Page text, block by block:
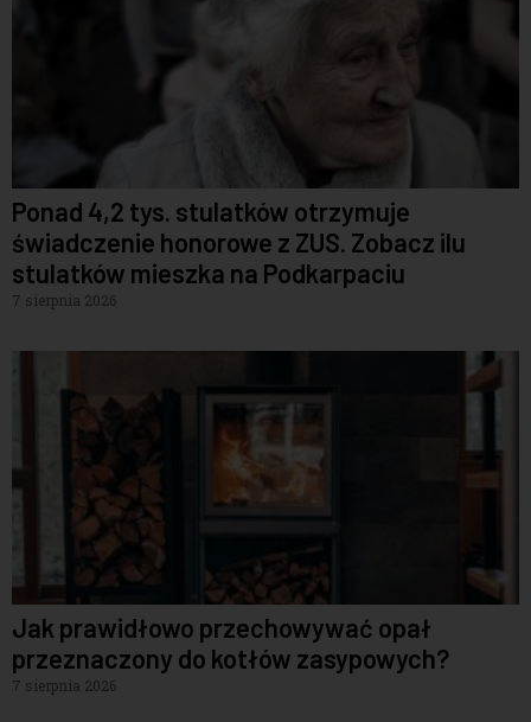
Ponad 4,2 tys. stulatków otrzymuje
świadczenie honorowe z ZUS. Zobacz ilu
stulatków mieszka na Podkarpaciu
7 sierpnia 2026
Jak prawidłowo przechowywać opał
przeznaczony do kotłów zasypowych?
7 sierpnia 2026